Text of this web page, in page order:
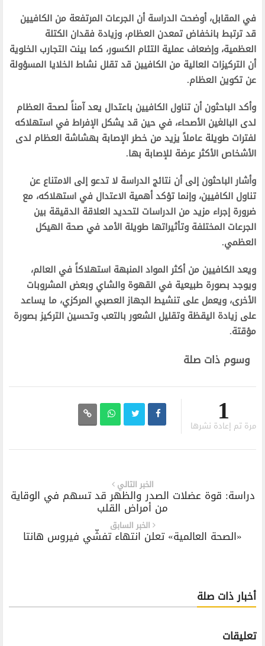
في المقابل، أوضحت الدراسة أن الجرعات المرتفعة من الكافيين
قد ترتبط بانخفاض تمعدن العظام، وزيادة فقدان الكتلة
العظمية، وإضعاف عملية التئام الكسور، كما بينت التجارب الخلوية
أن التركيزات العالية من الكافيين قد تقلل نشاط الخلايا المسؤولة
عن تكوين العظام.
وأكد الباحثون أن تناول الكافيين باعتدال يعد آمناً لصحة العظام
لدى البالغين الأصحاء، في حين قد يشكل الإفراط في استهلاكه
لفترات طويلة عاملاً يزيد من خطر الإصابة بهشاشة العظام لدى
الأشخاص الأكثر عرضة للإصابة بها.
وأشار الباحثون إلى أن نتائج الدراسة لا تدعو إلى الامتناع عن
تناول الكافيين، وإنما تؤكد أهمية الاعتدال في استهلاكه، مع
ضرورة إجراء مزيد من الدراسات لتحديد العلاقة الدقيقة بين
الجرعات المختلفة وتأثيراتها طويلة الأمد في صحة الهيكل
العظمي.
ويعد الكافيين من أكثر المواد المنبهة استهلاكاً في العالم،
ويوجد بصورة طبيعية في القهوة والشاي وبعض المشروبات
الأخرى، ويعمل على تنشيط الجهاز العصبي المركزي، ما يساعد
على زيادة اليقظة وتقليل الشعور بالتعب وتحسين التركيز بصورة
مؤقتة.
وسوم ذات صلة
1
مرة تم إعادة نشرها
الخبر التالي
دراسة: قوة عضلات الصدر والظهر قد تسهم في الوقاية
من أمراض القلب
الخبر السابق
«الصحة العالمية» تعلن انتهاء تفشّي فيروس هانتا
أخبار ذات صلة
تعليقات